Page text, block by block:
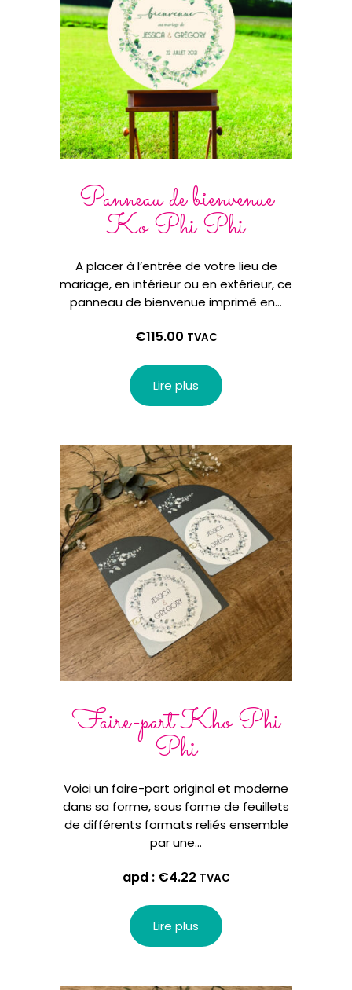
Panneau de bienvenue
Ko Phi Phi
A placer à l’entrée de votre lieu de
mariage, en intérieur ou en extérieur, ce
panneau de bienvenue imprimé en…
€115.00 TVAC
Lire plus
Faire-part Kho Phi
Phi
Voici un faire-part original et moderne
dans sa forme, sous forme de feuillets
de différents formats reliés ensemble
par une…
apd : €4.22 TVAC
Lire plus